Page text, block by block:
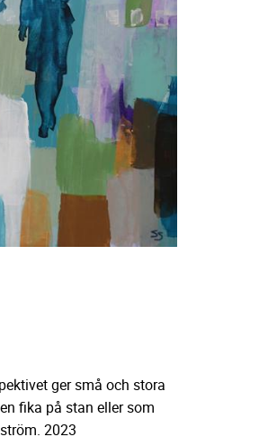
ger små och stora
fika på stan eller som
2023